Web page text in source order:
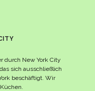
durch New York City
sich ausschließlich
beschäftigt. Wir